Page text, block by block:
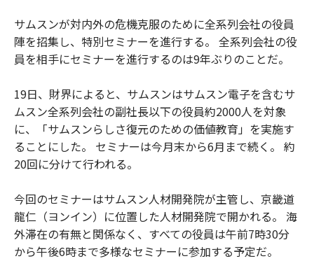
サムスンが対内外の危機克服のために全系列会社の役員
陣を招集し、特別セミナーを進行する。 全系列会社の役
員を相手にセミナーを進行するのは9年ぶりのことだ。
19日、財界によると、サムスンはサムスン電子を含むサ
ムスン全系列会社の副社長以下の役員約2000人を対象
に、「サムスンらしさ復元のための価値教育」を実施す
ることにした。 セミナーは今月末から6月まで続く。 約
20回に分けて行われる。
今回のセミナーはサムスン人材開発院が主管し、京畿道
龍仁（ヨンイン）に位置した人材開発院で開かれる。 海
外滞在の有無と関係なく、すべての役員は午前7時30分
から午後6時まで多様なセミナーに参加する予定だ。